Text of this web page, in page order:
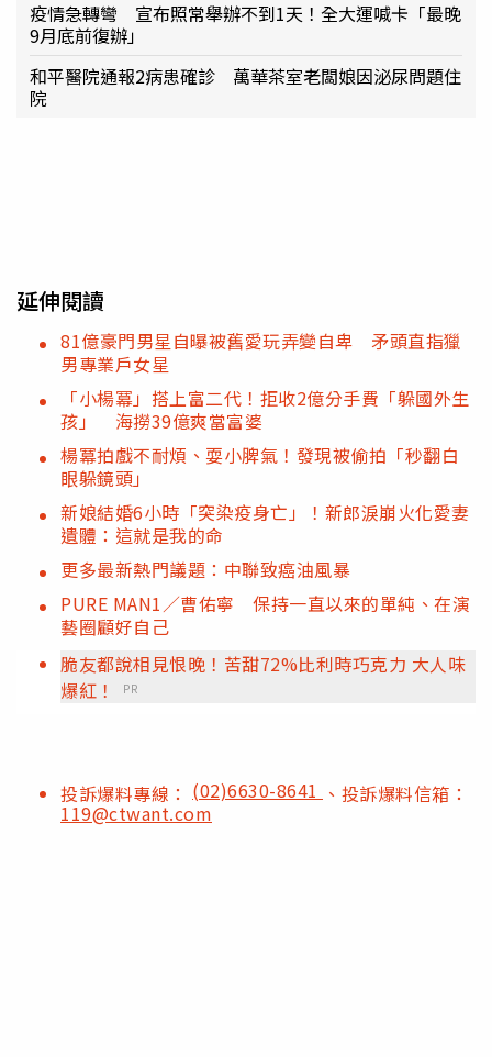
疫情急轉彎 宣布照常舉辦不到1天！全大運喊卡「最晚
9月底前復辦」
和平醫院通報2病患確診 萬華茶室老闆娘因泌尿問題住
院
延伸閱讀
81億豪門男星自曝被舊愛玩弄變自卑 矛頭直指獵
男專業戶女星
「小楊冪」搭上富二代！拒收2億分手費「躲國外生
孩」 海撈39億爽當富婆
楊冪拍戲不耐煩、耍小脾氣！發現被偷拍「秒翻白
眼躲鏡頭」
新娘結婚6小時「突染疫身亡」！新郎淚崩火化愛妻
遺體：這就是我的命
更多最新熱門議題：中聯致癌油風暴
PURE MAN1／曹佑寧 保持一直以來的單純、在演
藝圈顧好自己
脆友都說相見恨晚！苦甜72%比利時巧克力 大人味
爆紅！
PR
投訴爆料專線： (02)6630-8641 、投訴爆料信箱：
119@ctwant.com